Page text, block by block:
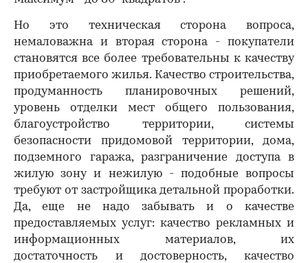
Но это техническая сторона вопроса,
немаловажна и вторая сторона - покупатели
становятся все более требовательны к качеству
приобретаемого жилья. Качество строительства,
продуманность планировочных решений,
уровень отделки мест общего пользования,
благоустройство территории, системы
безопасности придомовой территории, дома,
подземного гаража, разграничение доступа в
жилую зону и нежилую - подобные вопросы
требуют от застройщика детальной проработки.
Да, еще не надо забывать и о качестве
предоставляемых услуг: качество рекламных и
информационных материалов, их
достаточность и достоверность, качество